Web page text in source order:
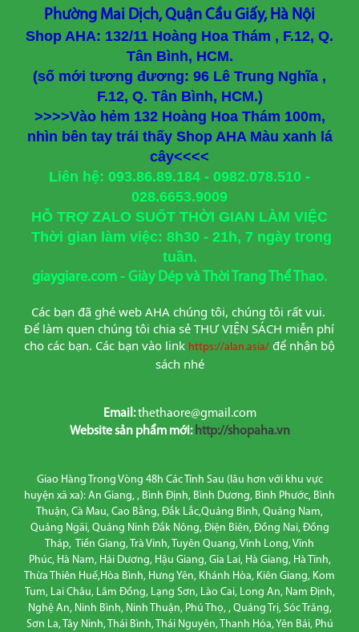
Phường Mai Dịch, Quận Cầu Giấy, Hà Nội
Shop AHA: 132/11 Hoàng Hoa Thám , F.12, Q.
Tân Bình, HCM.
(số mới tương đương: 96 Lê Trung Nghĩa ,
F.12, Q. Tân Bình, HCM.)
>>>>Vào hẻm 132 Hoàng Hoa Thám 100m,
nhìn bên tay trái thấy Shop AHA Màu xanh lá
cây<<<<
Liên hệ: 093.86.89.184 - 0982.078.510 -
028.6653.9009
HỖ TRỢ ZALO SUỐT THỜI GIAN LÀM VIỆC
Thời gian làm việc: 8h30 - 21h, 7 ngày trong
tuần.
giaygiare.com - Giày Dép và Thời Trang Thể Thao.
Các bạn đã ghé web AHA chúng tôi, chúng tôi rất vui.
Để làm quen chúng tôi chia sẻ THƯ VIỆN SÁCH miễn phí
cho các bạn. Các bạn vào link https://alan.asia/ để nhận bộ
sách nhé
Email:thethaore@gmail.com
Website sản phẩm mới: http://shopaha.vn
Giao Hàng Trong Vòng 48h Các Tỉnh Sau (lâu hơn với khu vực
huyện xã xa): An Giang, , Bình Định, Bình Dương, Bình Phước, Bình
Thuận, Cà Mau, Cao Bằng, Đắk Lắc,Quảng Bình, Quảng Nam,
Quảng Ngãi, Quảng Ninh Đắk Nông, Điện Biên, Đồng Nai, Đồng
Tháp, Tiền Giang, Trà Vinh, Tuyên Quang, Vĩnh Long, Vĩnh
Phúc, Hà Nam, Hải Dương, Hậu Giang, Gia Lai, Hà Giang, Hà Tĩnh,
Thừa Thiên Huế,Hòa Bình, Hưng Yên, Khánh Hòa, Kiên Giang, Kom
Tum, Lai Châu, Lâm Đồng, Lạng Sơn, Lào Cai, Long An, Nam Định,
Nghệ An, Ninh Bình, Ninh Thuận, Phú Thọ, , Quảng Trị, Sóc Trăng,
Sơn La, Tây Ninh, Thái Bình, Thái Nguyên, Thanh Hóa, Yên Bái, Phú